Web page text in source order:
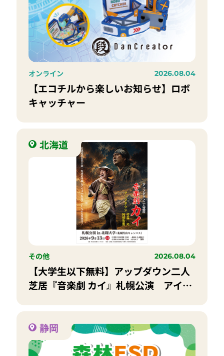
オンライン 2026.08.04
【エコチルから楽しいお知らせ】ロボ
キャッチャー
北海道
その他 2026.08.04
【大学生以下無料】アップダウン二人
芝居『音楽劇 カイ』札幌公演 アイヌ
静岡